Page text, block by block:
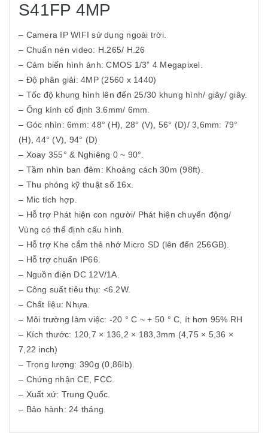
S41FP 4MP
– Camera IP WIFI sử dụng ngoài trời.
– Chuẩn nén video: H.265/ H.26
– Cảm biến hình ảnh: CMOS 1/3” 4 Megapixel.
– Độ phân giải: 4MP (2560 x 1440)
– Tốc độ khung hình lên đến 25/30 khung hình/ giây/ giây.
– Ống kính cố định 3.6mm/ 6mm.
– Góc nhìn: 6mm: 48° (H), 28° (V), 56° (D)/ 3,6mm: 79°
(H), 44° (V), 94° (D)
– Xoay 355° & Nghiêng 0 ~ 90°.
– Tầm nhìn ban đêm: Khoảng cách 30m (98ft).
– Thu phóng kỹ thuật số 16x.
– Mic tích hợp.
– Hỗ trợ Phát hiện con người/ Phát hiện chuyển động/
Vùng có thể định cấu hình.
– Hỗ trợ Khe cắm thẻ nhớ Micro SD (lên đến 256GB).
– Hỗ trợ chuẩn IP66.
– Nguồn điện DC 12V/1A.
– Công suất tiêu thụ: <6.2W.
– Chất liệu: Nhựa.
– Môi trường làm việc: -20 ° C ~ + 50 ° C, ít hơn 95% RH
– Kích thước: 120,7 × 136,2 × 183,3mm (4,75 × 5,36 ×
7,22 inch)
– Trọng lượng: 390g (0,86lb).
– Chứng nhận CE, FCC.
– Xuất xứ: Trung Quốc.
– Bảo hành: 24 tháng.